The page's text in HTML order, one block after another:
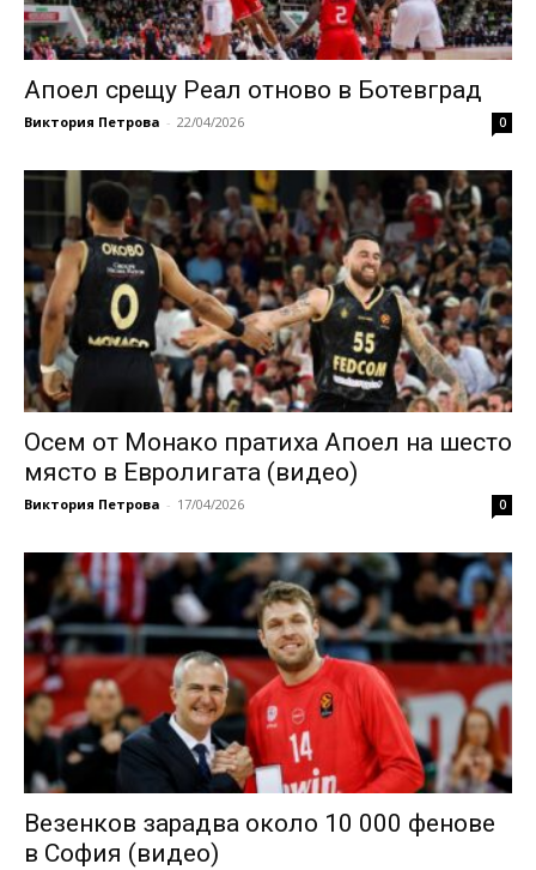
Aпоел срещу Реал отново в Ботевград
Виктория Петрова - 22/04/2026 0
Осем от Монако пратиха Апоел на шесто
място в Евролигата (видео)
Виктория Петрова - 17/04/2026 0
Везенков зарадва около 10 000 фенове
в София (видео)